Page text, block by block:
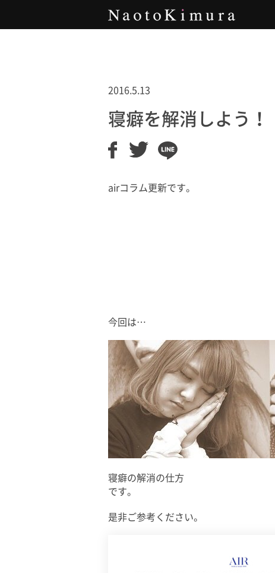
2016.5.13
寝癖を解消しよう！
airコラム更新です。
今回は…
寝癖の解消の仕方
です。
是非ご参考ください。